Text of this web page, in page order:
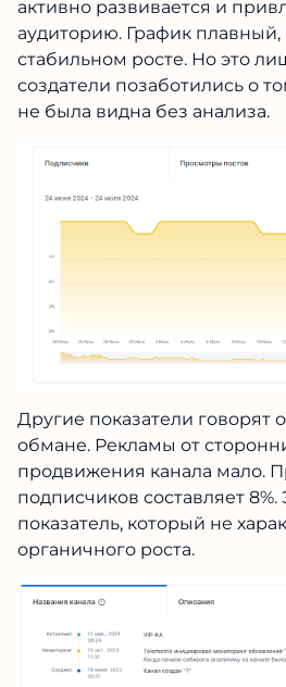
активно развивается и
аудиторию. График плавный,
стабильном росте. Но это
создатели позаботились о
не была видна без анализа.
Другие показатели говорят
обмане. Рекламы от
продвижения канала мало.
подписчиков составляет
показатель, который не
органичного роста.